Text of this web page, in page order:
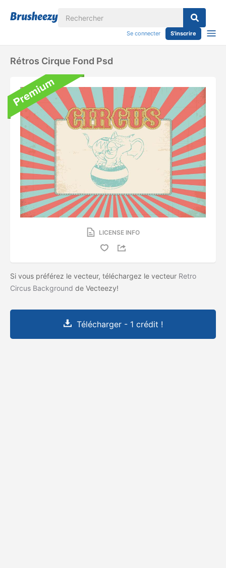
Se connecter S'inscrire
Rétros Cirque Fond Psd
LICENSE INFO
Si vous préférez le vecteur, téléchargez le vecteur Retro
Circus Background de Vecteezy!
Télécharger - 1 crédit !